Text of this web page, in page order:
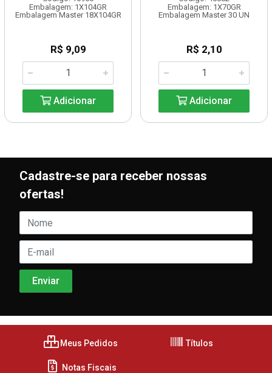
Embalagem: 1X104GR
Embalagem Master 18X104GR
R$ 9,09
Adicionar
Embalagem: 1X70GR
Embalagem Master 30 UN
R$ 2,10
Adicionar
Cadastre-se para receber nossas
ofertas!
Meus Pedidos Títulos
Notas Fiscais